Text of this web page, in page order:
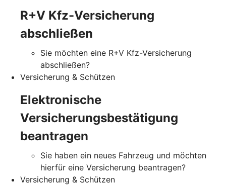
R+V Kfz-Versicherung
abschließen
Sie möchten eine R+V Kfz-Versicherung
abschließen?
Versicherung & Schützen
Elektronische
Versicherungsbestätigung
beantragen
Sie haben ein neues Fahrzeug und möchten
hierfür eine Versicherung beantragen?
Versicherung & Schützen